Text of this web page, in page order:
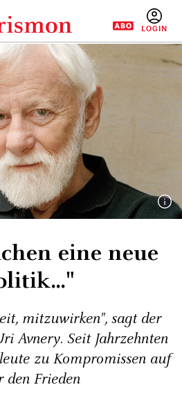
eine neue
mitzuwirken", sagt der
Avnery. Seit Jahrzehnten
zu Kompromissen auf
den Frieden